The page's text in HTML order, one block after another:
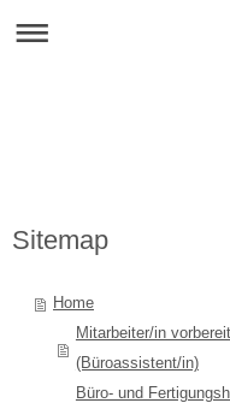
Sitemap
Home
Mitarbeiter/in
(Büroassistent/in)
Büro- und